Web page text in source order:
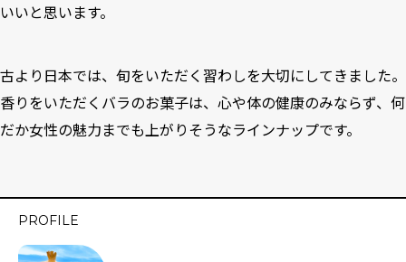
いいと思います。
古より日本では、旬をいただく習わしを大切にしてきました。
香りをいただくバラのお菓子は、心や体の健康のみならず、何
だか女性の魅力までも上がりそうなラインナップです。
PROFILE